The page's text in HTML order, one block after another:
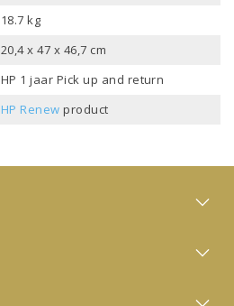
18.7 kg
20,4 x 47 x 46,7 cm
HP 1 jaar Pick up and return
HP Renew product